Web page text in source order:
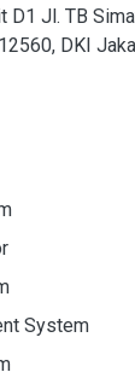
D1 Jl. TB
DKI
System